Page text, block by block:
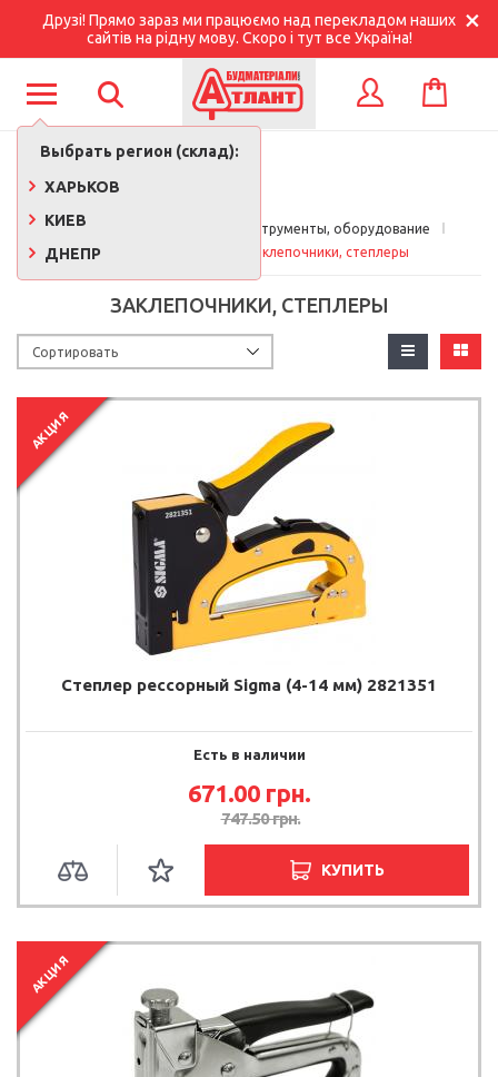
Друзі! Прямо зараз ми працюємо над перекладом наших
сайтів на рідну мову. Скоро і тут все Україна!
Выбрать регион (склад):
ХАРЬКОВ
КИЕВ
ДНЕПР
КОРЗИНА
Главная
Строительные инструменты, оборудование
Ручной инструмент
Заклепочники, степлеры
ЗАКЛЕПОЧНИКИ, СТЕПЛЕРЫ
АКЦИЯ
Степлер рессорный Sigma (4-14 мм) 2821351
Есть в наличии
671.00 грн.
747.50грн.
КУПИТЬ
АКЦИЯ